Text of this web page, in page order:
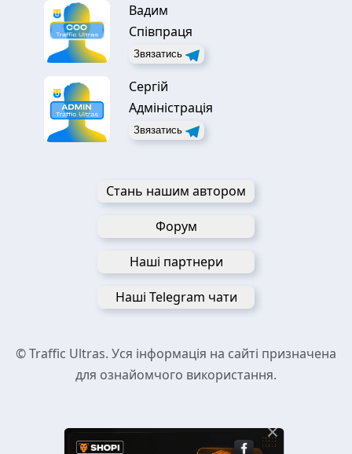
Вадим
Співпраця
Звязатись
Сергій
Адміністрація
Звязатись
Стань нашим автором
Форум
Наші партнери
Наші Telegram чати
© Traffic Ultras. Уся інформація на сайті призначена
для ознайомчого використання.
×